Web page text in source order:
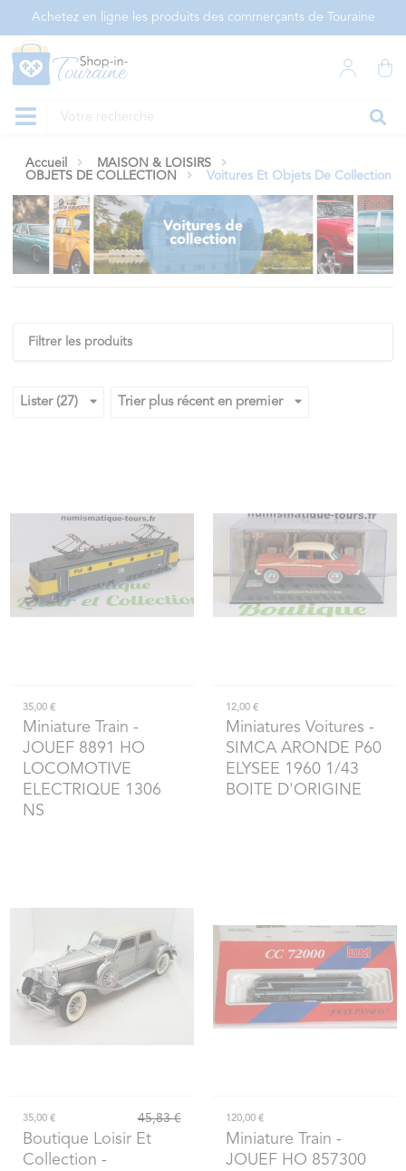
Achetez en ligne les produits des commerçants de Touraine
Accueil
MAISON & LOISIRS
OBJETS DE COLLECTION
Voitures Et Objets De Collection
Filtrer les produits
Lister (27) Trier plus récent en premier
35,00 €
Miniature Train -
JOUEF 8891 HO
LOCOMOTIVE
ELECTRIQUE 1306
NS
12,00 €
Miniatures Voitures -
SIMCA ARONDE P60
ELYSEE 1960 1/43
BOITE D'ORIGINE
35,00 € 45,83 €
Boutique Loisir Et
Collection -
120,00 €
Miniature Train -
JOUEF HO 857300
Panneau de gestion des cookies